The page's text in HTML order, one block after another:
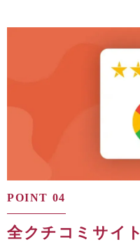
POINT 04
全クチコミサイ